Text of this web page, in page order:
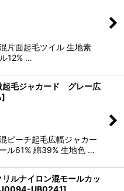
片面起毛ツイル 生地素
12% …
毛ジャカード グレー広
]
ピーチ起毛広幅ジャカー
ル61% 綿39% 生地色 …
ルナイロン混モールカッ
J0094-UB0241]